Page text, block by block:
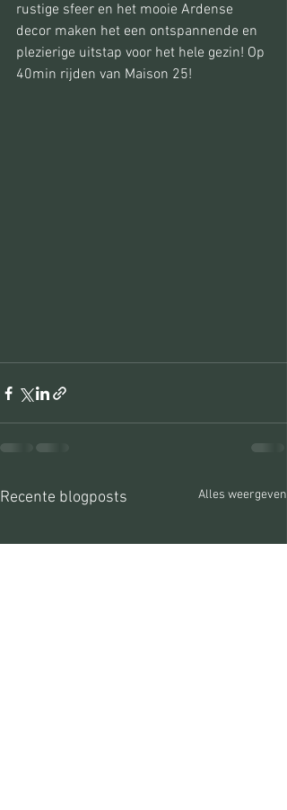
rustige sfeer en het mooie Ardense
decor maken het een ontspannende en
plezierige uitstap voor het hele gezin! Op
40min rijden van Maison 25!
Recente blogposts Alles weergeven